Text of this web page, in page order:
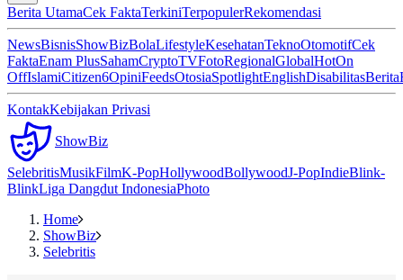
Berita UtamaCek FaktaTerkiniTerpopulerRekomendasi
NewsBisnisShowBizBolaLifestyleKesehatanTeknoOtomotifCek
FaktaEnam PlusSahamCryptoTVFotoRegionalGlobalHotOn
OffIslamiCitizen6OpiniFeedsOtosiaSpotlightEnglishDisabilitasBerita
KontakKebijakan Privasi
ShowBiz
SelebritisMusikFilmK-PopHollywoodBollywoodJ-PopIndieBlink-
BlinkLiga Dangdut IndonesiaPhoto
Home
ShowBiz
Selebritis